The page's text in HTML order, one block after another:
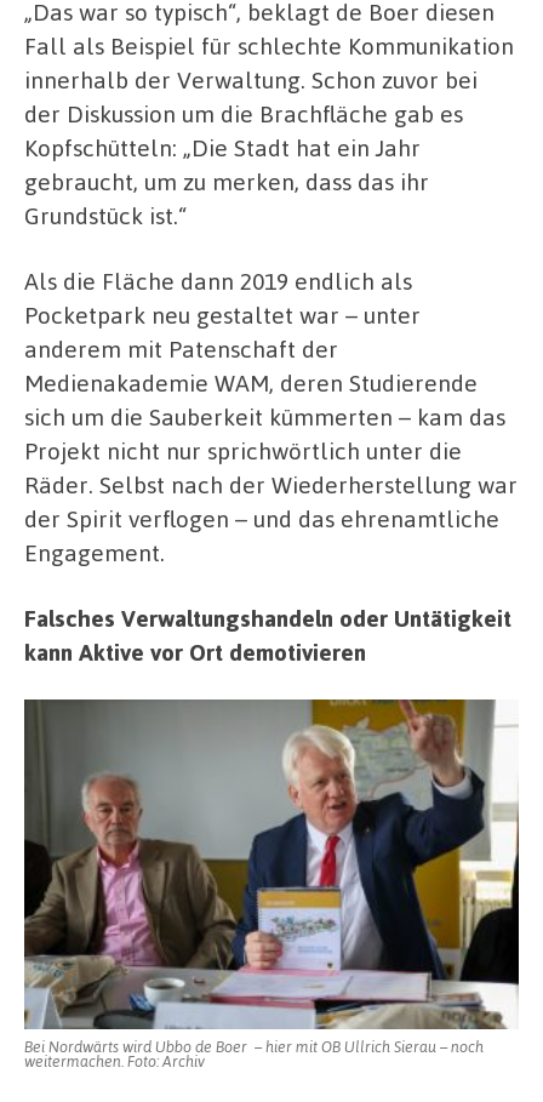
„Das war so typisch“, beklagt de Boer diesen
Fall als Beispiel für schlechte Kommunikation
innerhalb der Verwaltung. Schon zuvor bei
der Diskussion um die Brachfläche gab es
Kopfschütteln: „Die Stadt hat ein Jahr
gebraucht, um zu merken, dass das ihr
Grundstück ist.“
Als die Fläche dann 2019 endlich als
Pocketpark neu gestaltet war – unter
anderem mit Patenschaft der
Medienakademie WAM, deren Studierende
sich um die Sauberkeit kümmerten – kam das
Projekt nicht nur sprichwörtlich unter die
Räder. Selbst nach der Wiederherstellung war
der Spirit verflogen – und das ehrenamtliche
Engagement.
Falsches Verwaltungshandeln oder Untätigkeit
kann Aktive vor Ort demotivieren
Bei Nordwärts wird Ubbo de Boer – hier mit OB Ullrich Sierau – noch
weitermachen. Foto: Archiv